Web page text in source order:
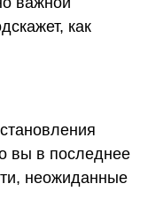
как
вы в последнее
неожиданные